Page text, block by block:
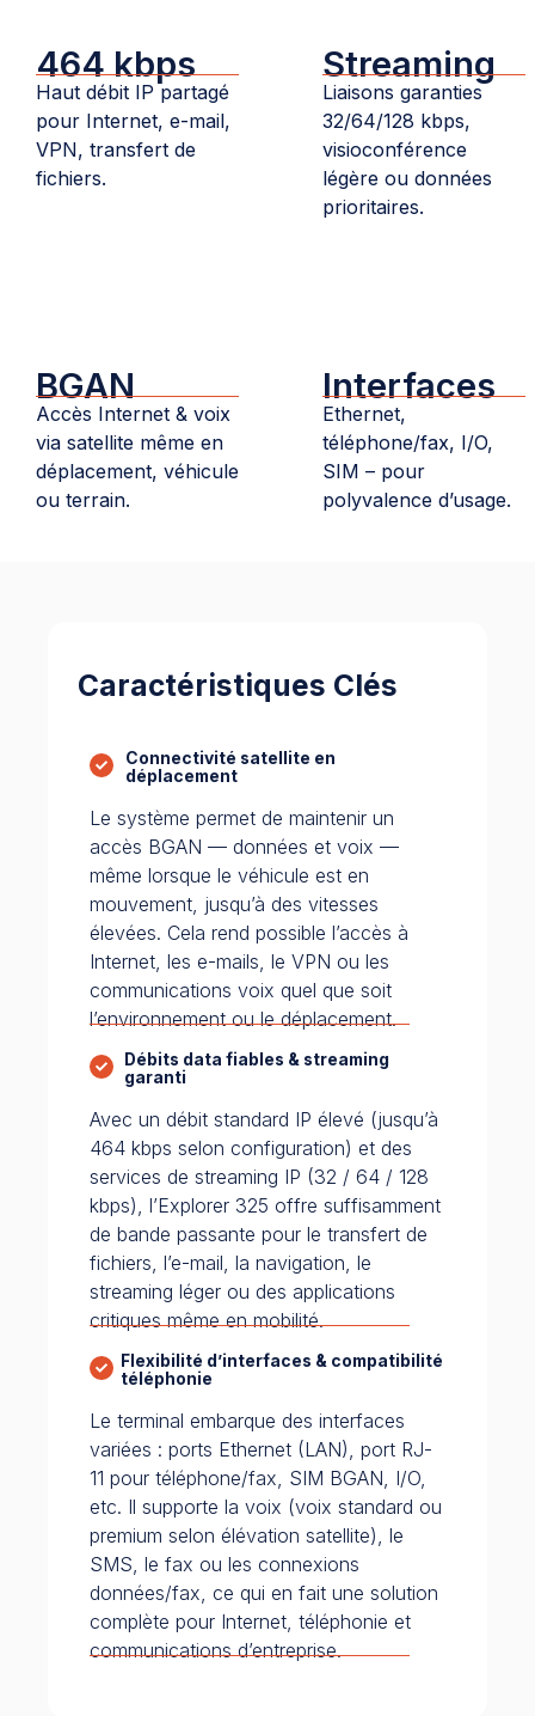
464 kbps
Haut débit IP partagé
pour Internet, e-mail,
VPN, transfert de
fichiers.
Streaming
Liaisons garanties
32/64/128 kbps,
visioconférence
légère ou données
prioritaires.
BGAN
Accès Internet & voix
via satellite même en
déplacement, véhicule
ou terrain.
Interfaces
Ethernet,
téléphone/fax, I/O,
SIM – pour
polyvalence d’usage.
Caractéristiques Clés
Connectivité satellite en
déplacement
Le système permet de maintenir un
accès BGAN — données et voix —
même lorsque le véhicule est en
mouvement, jusqu’à des vitesses
élevées. Cela rend possible l’accès à
Internet, les e-mails, le VPN ou les
communications voix quel que soit
l’environnement ou le déplacement.
Débits data fiables & streaming
garanti
Avec un débit standard IP élevé (jusqu’à
464 kbps selon configuration) et des
services de streaming IP (32 / 64 / 128
kbps), l’Explorer 325 offre suffisamment
de bande passante pour le transfert de
fichiers, l’e-mail, la navigation, le
streaming léger ou des applications
critiques même en mobilité.
Flexibilité d’interfaces & compatibilité
téléphonie
Le terminal embarque des interfaces
variées : ports Ethernet (LAN), port RJ-
11 pour téléphone/fax, SIM BGAN, I/O,
etc. Il supporte la voix (voix standard ou
premium selon élévation satellite), le
SMS, le fax ou les connexions
données/fax, ce qui en fait une solution
complète pour Internet, téléphonie et
communications d’entreprise.